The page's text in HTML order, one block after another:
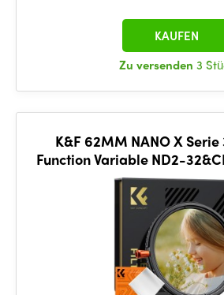
Zu versenden 3
KAUFEN
K&F 62MM NANO X
Function Variable ND2-
1/4